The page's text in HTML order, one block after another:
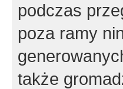
podczas
poza ramy
także